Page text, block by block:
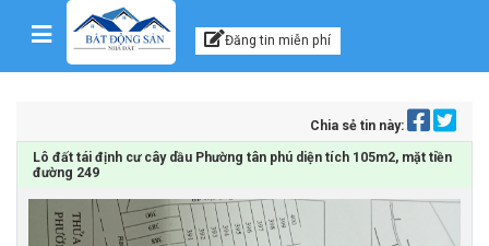
Skip to content Kênh thông tin, tư vấn
Đăng tin miễn phí
Chia sẻ tin này:
Lô đất tái định cư cây dầu Phường tân phú diện tích 105m2, mặt tiền
đường 249